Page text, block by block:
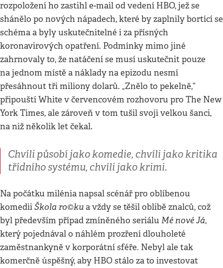
rozpoložení ho zastihl e-mail od vedení HBO, jež se
shánělo po nových nápadech, které by zaplnily bortící se
schéma a byly uskutečnitelné i za přísných
koronavirových opatření. Podmínky mimo jiné
zahrnovaly to, že natáčení se musí uskutečnit pouze
na jednom místě a náklady na epizodu nesmí
přesáhnout tři miliony dolarů. „Znělo to pekelně,“
připouští White v červencovém rozhovoru pro The New
York Times, ale zároveň v tom tušil svoji velkou šanci,
na niž několik let čekal.
Chvíli působí jako komedie, chvíli jako kritika
třídního systému, chvíli jako krimi.
Na počátku milénia napsal scénář pro oblíbenou
komediiŠkola ro©kua vždy se těšil oblibě znalců, což
byl především případ zmíněného seriálu Mé nové Já,
který pojednával o náhlém prozření dlouholeté
zaměstnankyně v korporátní sféře. Nebyl ale tak
komerčně úspěšný, aby HBO stálo za to investovat